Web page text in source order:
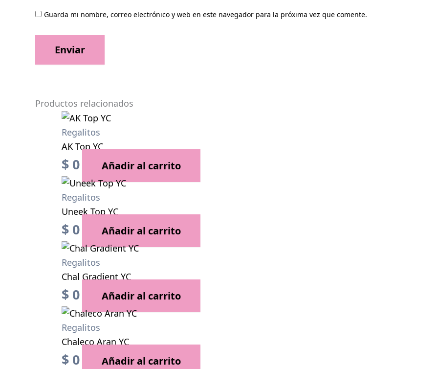
Guarda mi nombre, correo electrónico y web en este navegador para la próxima vez que comente.
Productos relacionados
Regalitos
AK Top YC
$ 0 Añadir al carrito
Regalitos
Uneek Top YC
$ 0 Añadir al carrito
Regalitos
Chal Gradient YC
$ 0 Añadir al carrito
Regalitos
Chaleco Aran YC
$ 0 Añadir al carrito